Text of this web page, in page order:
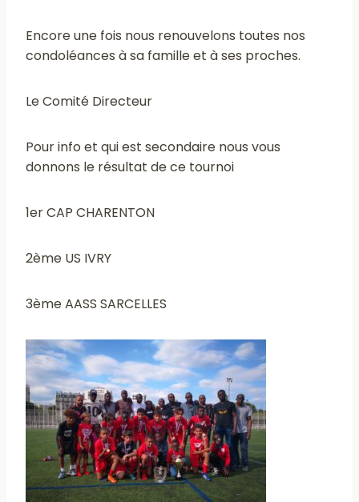
Encore une fois nous renouvelons toutes nos
condoléances à sa famille et à ses proches.
Le Comité Directeur
Pour info et qui est secondaire nous vous
donnons le résultat de ce tournoi
1er CAP CHARENTON
2ème US IVRY
3ème AASS SARCELLES